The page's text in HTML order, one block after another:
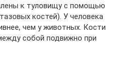
к туловищу с помощью
костей). У человека
чем у животных. Кости
собой подвижно при